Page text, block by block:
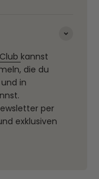
kannst
die du
in
per
exklusiven